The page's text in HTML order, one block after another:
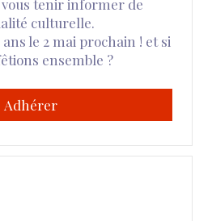
tenir informer de
culturelle.
le 2 mai prochain ! et si
ensemble ?
Adhérer